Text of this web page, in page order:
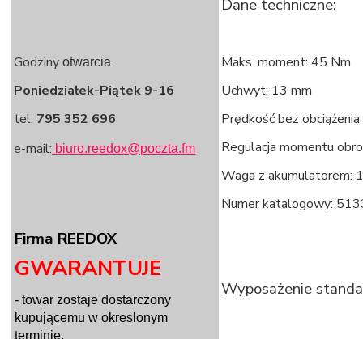
Godzinyotwarcia
Poniedziałek-Piątek 9-16
tel. 795 352 696
e-mail: biuro.reedox@poczta.fm
Firma REEDOX
GWARANTUJE
- towar zostaje dostarczony
kupującemu w okreslonym
terminie,
Dane techniczne:
Maks. moment: 45 Nm
Uchwyt: 13 mm
Prędkość bez
Regulacja momentu
Waga z akumulatorem:
Numer katalogowy:
Wyposażenie